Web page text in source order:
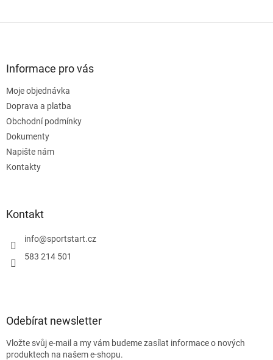
Informace pro vás
Moje objednávka
Doprava a platba
Obchodní podmínky
Dokumenty
Napište nám
Kontakty
Kontakt
info@sportstart.cz
583 214 501
Odebírat newsletter
Vložte svůj e-mail a my vám budeme zasílat informace o nových
produktech na našem e-shopu.